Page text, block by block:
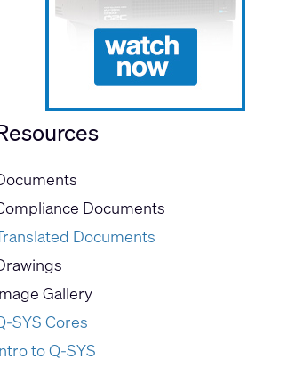
Documents
Documents
Gallery
SYS Cores
to Q-SYS